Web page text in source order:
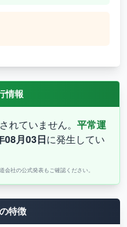
情報
れていません。 平常運
08月03日に発生してい
社の公式発表もご確認ください。
特徴